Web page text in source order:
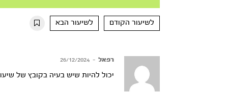
10s
10s
לשיעור הקודם
לשיעור הבא
רפאל –
26/12/2024
יכול להיות שיש בעיה בקובץ של שיעור 8 לא מצליח